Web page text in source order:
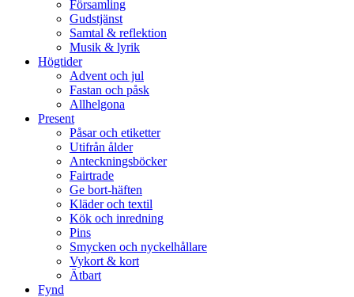
Församling
Gudstjänst
Samtal & reflektion
Musik & lyrik
Högtider
Advent och jul
Fastan och påsk
Allhelgona
Present
Påsar och etiketter
Utifrån ålder
Anteckningsböcker
Fairtrade
Ge bort-häften
Kläder och textil
Kök och inredning
Pins
Smycken och nyckelhållare
Vykort & kort
Ätbart
Fynd